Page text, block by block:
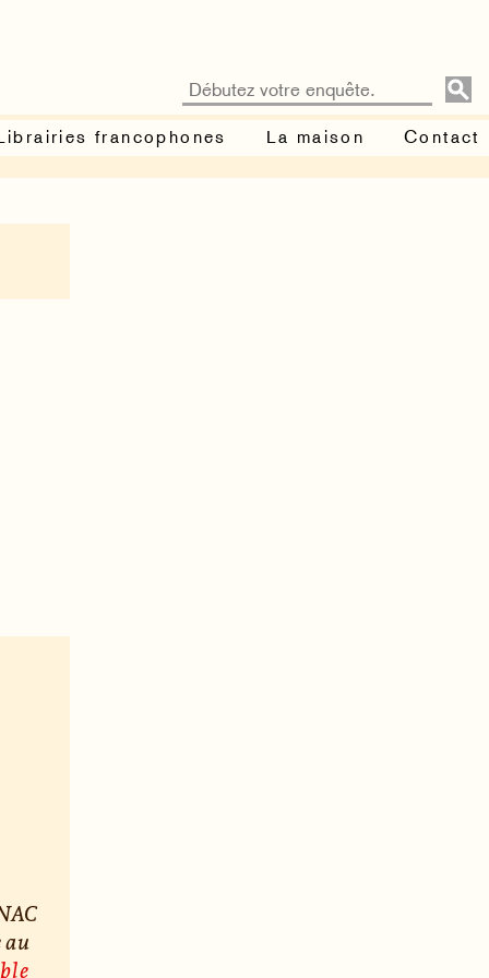
francophones La maison Contact
au